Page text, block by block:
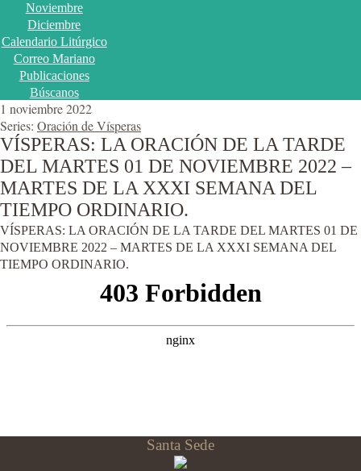
Noviembre
Diciembre
Calendario Litúrgico
Correo Mariano
Publicaciones
Búscanos
1 noviembre 2022
Series: Oración de Vísperas
VÍSPERAS: LA ORACIÓN DE LA TARDE
DEL MARTES 01 DE NOVIEMBRE 2022 –
MARTES DE LA XXXI SEMANA DEL
TIEMPO ORDINARIO.
VÍSPERAS: LA ORACIÓN DE LA TARDE DEL MARTES 01 DE
NOVIEMBRE 2022 – MARTES DE LA XXXI SEMANA DEL
TIEMPO ORDINARIO.
Santa Sede